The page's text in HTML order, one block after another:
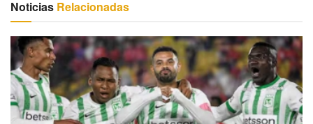
Noticias Relacionadas